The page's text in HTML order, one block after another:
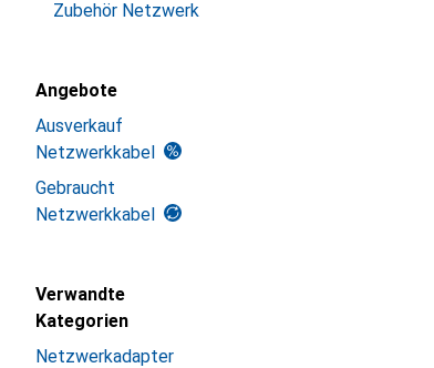
Zubehör Netzwerk
Angebote
Ausverkauf
Netzwerkkabel
Gebraucht
Netzwerkkabel
Verwandte
Kategorien
Netzwerkadapter